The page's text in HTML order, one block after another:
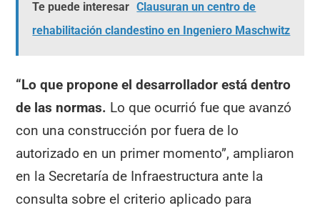
Te puede interesar Clausuran un centro de
rehabilitación clandestino en Ingeniero Maschwitz
“Lo que propone el desarrollador está dentro
de las normas. Lo que ocurrió fue que avanzó
con una construcción por fuera de lo
autorizado en un primer momento”, ampliaron
en la Secretaría de Infraestructura ante la
consulta sobre el criterio aplicado para